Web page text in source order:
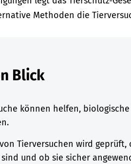
Methoden die
Blick
können helfen,
Tierversuchen wird
und ob sie sicher